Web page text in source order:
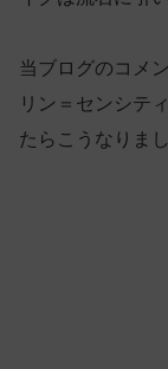
当ブログのコメ
リン＝センシテ
たらこうなりまし